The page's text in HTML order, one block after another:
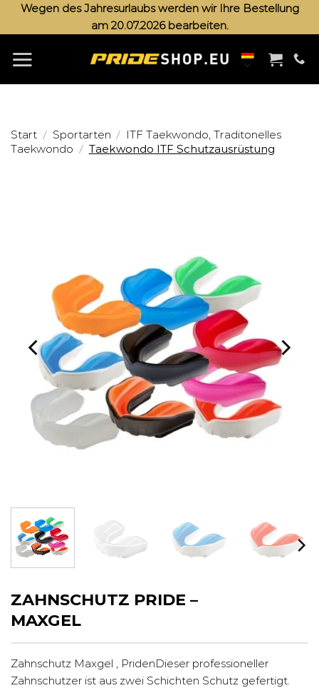
ZumWegen des Jahresurlaubs werden wir Ihre Bestellung
am 20.07.2026 bearbeiten.
Start / Sportarten / ITF Taekwondo, Traditonelles
Taekwondo / Taekwondo ITF Schutzausrüstung
ZAHNSCHUTZ PRIDE –
MAXGEL
Zahnschutz Maxgel , PridenDieser professioneller
Zahnschutzer ist aus zwei Schichten Schutz gefertigt.